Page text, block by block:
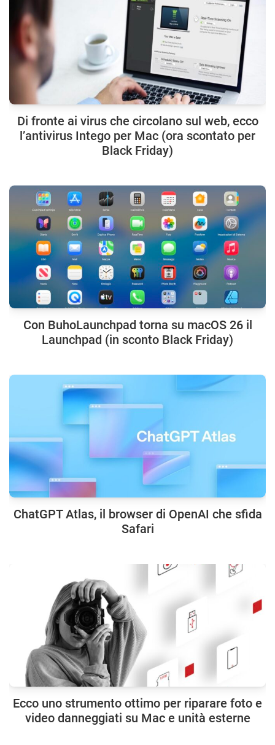
Di fronte ai virus che circolano sul web, ecco
l’antivirus Intego per Mac (ora scontato per
Black Friday)
Con BuhoLaunchpad torna su macOS 26 il
Launchpad (in sconto Black Friday)
ChatGPT Atlas, il browser di OpenAI che sfida
Safari
Ecco uno strumento ottimo per riparare foto e
video danneggiati su Mac e unità esterne